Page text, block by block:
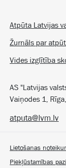
Atpūta Latvijas
Žurnāls par
Vides izglītība
AS "Latvijas
Vaiņodes 1,
Lietošanas
Piekļūstamības
atputa@lvm.lv